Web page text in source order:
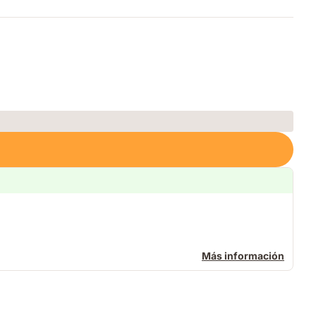
Más información